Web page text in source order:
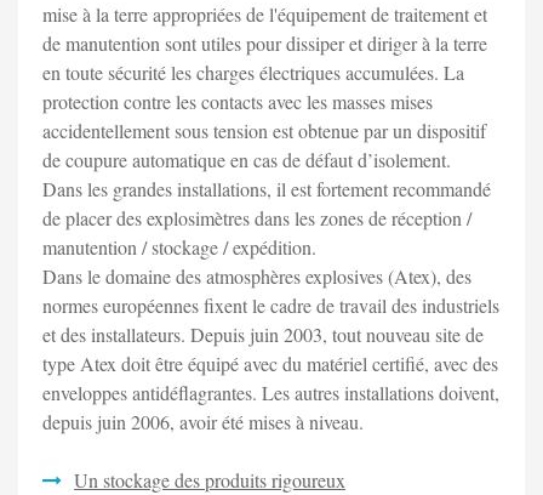
mise à la terre appropriées de l'équipement de traitement et
de manutention sont utiles pour dissiper et diriger à la terre
en toute sécurité les charges électriques accumulées. La
protection contre les contacts avec les masses mises
accidentellement sous tension est obtenue par un dispositif
de coupure automatique en cas de défaut d’isolement.
Dans les grandes installations, il est fortement recommandé
de placer des explosimètres dans les zones de réception /
manutention / stockage / expédition.
Dans le domaine des atmosphères explosives (Atex), des
normes européennes fixent le cadre de travail des industriels
et des installateurs. Depuis juin 2003, tout nouveau site de
type Atex doit être équipé avec du matériel certifié, avec des
enveloppes antidéflagrantes. Les autres installations doivent,
depuis juin 2006, avoir été mises à niveau.
Un stockage des produits rigoureux